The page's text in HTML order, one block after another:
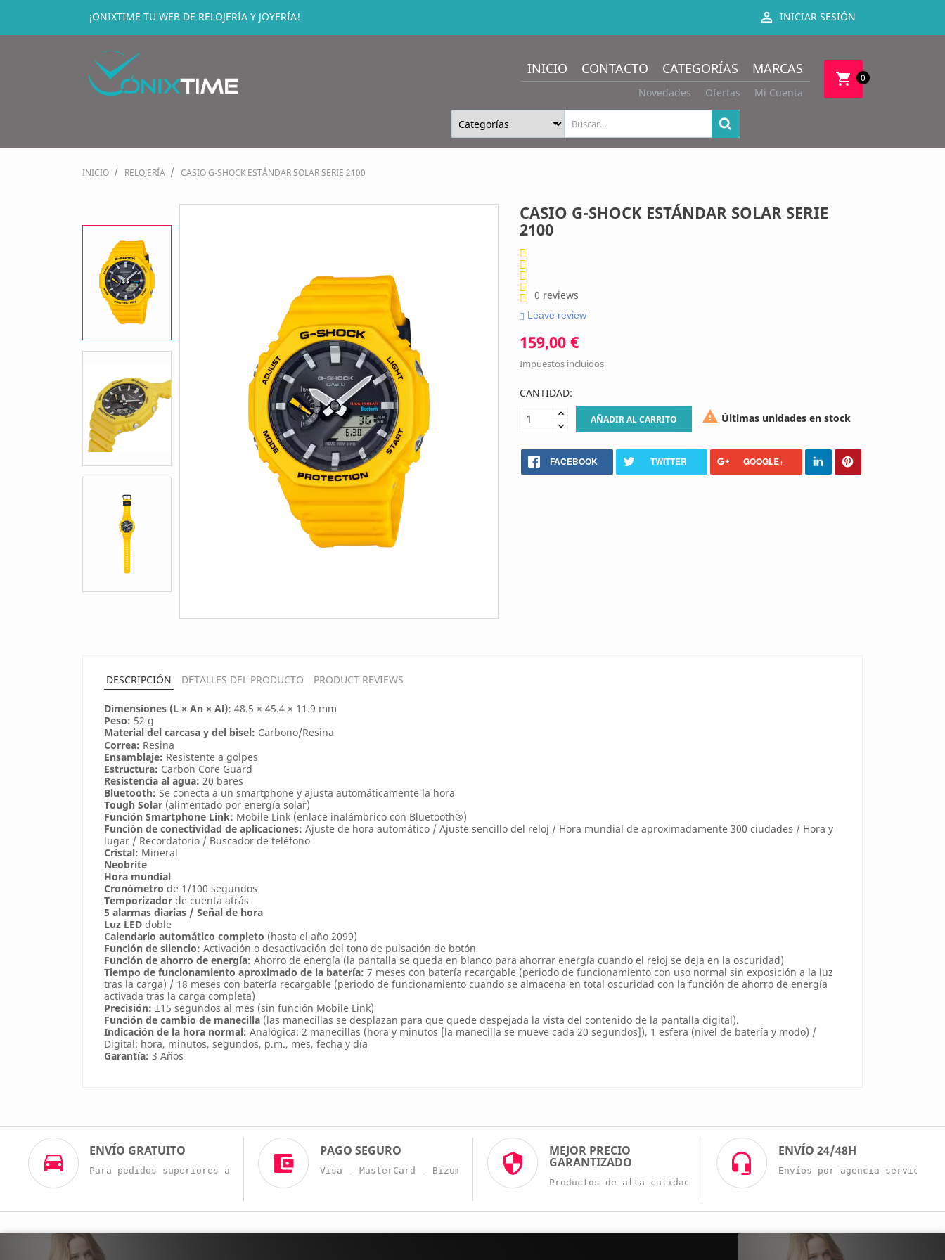
¡ONIXTIME TU WEB DE RELOJERÍA Y JOYERÍA!  INICIAR SESIÓN
shopping_cart 0
INICIO CONTACTO CATEGORÍAS MARCAS
Novedades Ofertas Mi Cuenta
INICIO RELOJERÍA CASIO G-SHOCK ESTÁNDAR SOLAR SERIE 2100
CASIO G-SHOCK ESTÁNDAR SOLAR SERIE
2100
0 reviews
Leave review
159,00 €
Impuestos incluidos
CANTIDAD:
AÑADIR AL CARRITO  Últimas unidades en stock
FACEBOOK TWITTER GOOGLE+
DESCRIPCIÓN DETALLES DEL PRODUCTO PRODUCT REVIEWS
Dimensiones (L × An × Al): 48.5 × 45.4 × 11.9 mm
Peso: 52 g
Material del carcasa y del bisel: Carbono/Resina
Correa: Resina
Ensamblaje: Resistente a golpes
Estructura: Carbon Core Guard
Resistencia al agua: 20 bares
Bluetooth: Se conecta a un smartphone y ajusta automáticamente la hora
Tough Solar (alimentado por energía solar)
Función Smartphone Link: Mobile Link (enlace inalámbrico con Bluetooth®)
Función de conectividad de aplicaciones: Ajuste de hora automático / Ajuste sencillo del reloj / Hora mundial de aproximadamente 300 ciudades / Hora y
lugar / Recordatorio / Buscador de teléfono
Cristal: Mineral
Neobrite
Hora mundial
Cronómetro de 1/100 segundos
Temporizador de cuenta atrás
5 alarmas diarias / Señal de hora
Luz LED doble
Calendario automático completo (hasta el año 2099)
Función de silencio: Activación o desactivación del tono de pulsación de botón
Función de ahorro de energía: Ahorro de energía (la pantalla se queda en blanco para ahorrar energía cuando el reloj se deja en la oscuridad)
Tiempo de funcionamiento aproximado de la batería: 7 meses con batería recargable (periodo de funcionamiento con uso normal sin exposición a la luz
tras la carga) / 18 meses con batería recargable (periodo de funcionamiento cuando se almacena en total oscuridad con la función de ahorro de energía
activada tras la carga completa)
Precisión: ±15 segundos al mes (sin función Mobile Link)
Función de cambio de manecilla (las manecillas se desplazan para que quede despejada la vista del contenido de la pantalla digital).
Indicación de la hora normal: Analógica: 2 manecillas (hora y minutos [la manecilla se mueve cada 20 segundos]), 1 esfera (nivel de batería y modo) /
Digital: hora, minutos, segundos, p.m., mes, fecha y día
Garantía: 3 Años
ENVÍO GRATUITO
Para pedidos superiores a 60€
PAGO SEGURO
Visa - MasterCard - Bizum - Trans. Bancaria
MEJOR PRECIO
GARANTIZADO
Productos de alta calidad a buenos precios.
ENVÍO 24/48H
Envíos por agencia servicio